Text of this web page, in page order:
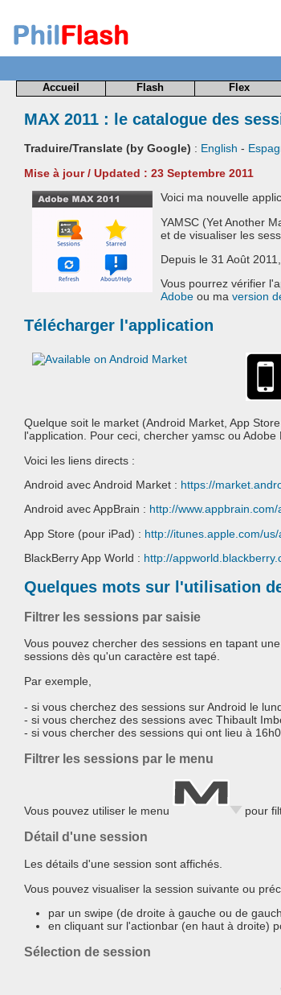
Accueil Flash Flex
MAX 2011 : le catalogue des
Traduire/Translate (by Google) : English -
Mise à jour / Updated : 23 Septembre 2011
Voici ma nouvelle
YAMSC (Yet Another
et de visualiser les
Depuis le 31 Août
Vous pourrez vérifier
Adobe ou ma version
Télécharger l'application
Quelque soit le market (Android Market, App
l'application. Pour ceci, chercher yamsc ou Adobe
Voici les liens directs :
Android avec Android Market : https://
Android avec AppBrain : http://
App Store (pour iPad) : http://itunes.apple.com/
BlackBerry App World : http://
Quelques mots sur l'utilisation
Filtrer les sessions par saisie
Vous pouvez chercher des sessions en tapant
sessions dès qu'un caractère est tapé.
Par exemple,
- si vous cherchez des sessions sur Android le
- si vous cherchez des sessions avec Thibault
- si vous chercher des sessions qui ont lieu à
Filtrer les sessions par le menu
Vous pouvez utiliser le menu pour
Détail d'une session
Les détails d'une session sont affichés.
Vous pouvez visualiser la session suivante ou
par un swipe (de droite à gauche ou de
en cliquant sur l'actionbar (en haut à droite)
Sélection de session